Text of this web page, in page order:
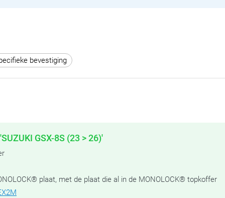
bevestiging
GSX-8S (23 > 26)'
plaat, met de plaat die al in de MONOLOCK® topkoffer